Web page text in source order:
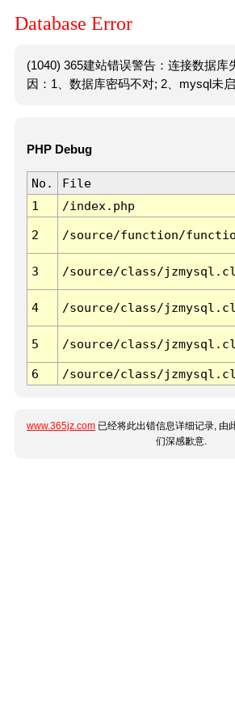
Database Error
(1040) 365建站错误警告：连接数据库
因：1、数据库密码不对; 2、mysql未启
PHP Debug
No. File
1
/index.php
2 /source/function/
3 /source/class/
4 /source/class/
5 /source/class/
6 /source/class/
www.365jz.com 已经将此出错信息详细记录, 由
们深感歉意.